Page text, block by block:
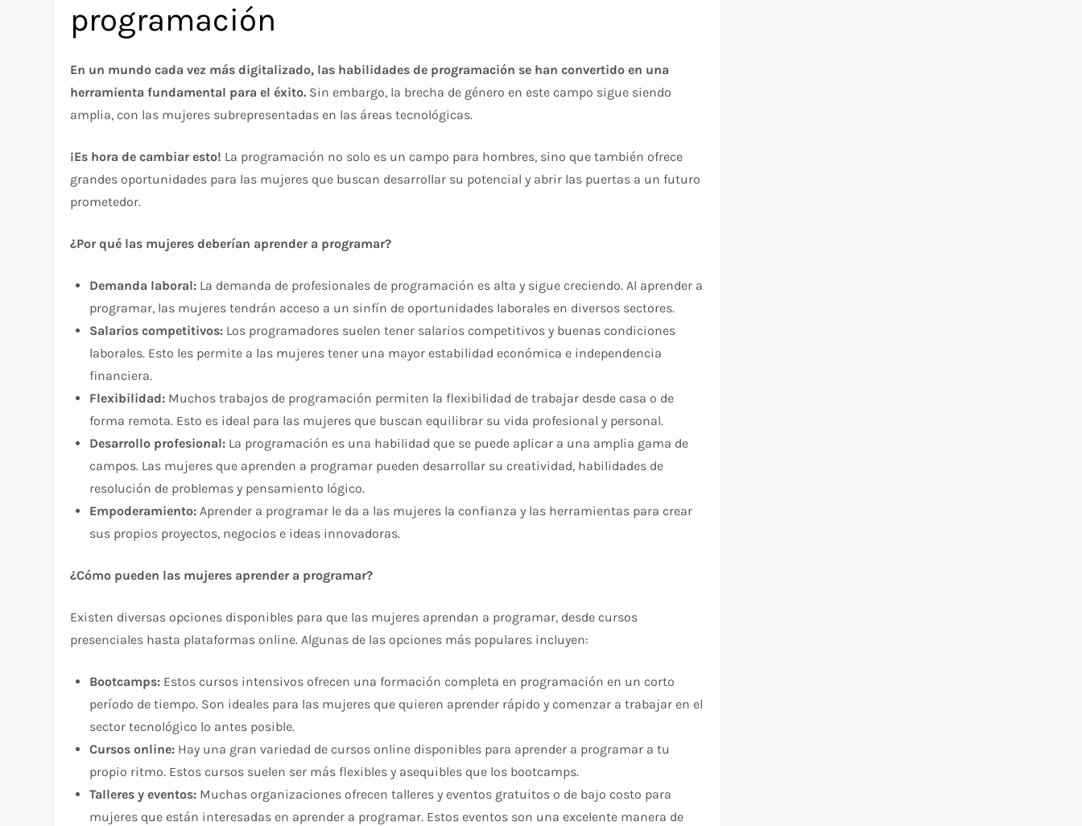
programación
En un mundo cada vez más digitalizado, las habilidades de programación se han convertido en una
herramienta fundamental para el éxito. Sin embargo, la brecha de género en este campo sigue siendo
amplia, con las mujeres subrepresentadas en las áreas tecnológicas.
¡Es hora de cambiar esto! La programación no solo es un campo para hombres, sino que también ofrece
grandes oportunidades para las mujeres que buscan desarrollar su potencial y abrir las puertas a un futuro
prometedor.
¿Por qué las mujeres deberían aprender a programar?
Demanda laboral: La demanda de profesionales de programación es alta y sigue creciendo. Al aprender a
programar, las mujeres tendrán acceso a un sinfín de oportunidades laborales en diversos sectores.
Salarios competitivos: Los programadores suelen tener salarios competitivos y buenas condiciones
laborales. Esto les permite a las mujeres tener una mayor estabilidad económica e independencia
financiera.
Flexibilidad: Muchos trabajos de programación permiten la flexibilidad de trabajar desde casa o de
forma remota. Esto es ideal para las mujeres que buscan equilibrar su vida profesional y personal.
Desarrollo profesional: La programación es una habilidad que se puede aplicar a una amplia gama de
campos. Las mujeres que aprenden a programar pueden desarrollar su creatividad, habilidades de
resolución de problemas y pensamiento lógico.
Empoderamiento: Aprender a programar le da a las mujeres la confianza y las herramientas para crear
sus propios proyectos, negocios e ideas innovadoras.
¿Cómo pueden las mujeres aprender a programar?
Existen diversas opciones disponibles para que las mujeres aprendan a programar, desde cursos
presenciales hasta plataformas online. Algunas de las opciones más populares incluyen:
Bootcamps: Estos cursos intensivos ofrecen una formación completa en programación en un corto
período de tiempo. Son ideales para las mujeres que quieren aprender rápido y comenzar a trabajar en el
sector tecnológico lo antes posible.
Cursos online: Hay una gran variedad de cursos online disponibles para aprender a programar a tu
propio ritmo. Estos cursos suelen ser más flexibles y asequibles que los bootcamps.
Talleres y eventos: Muchas organizaciones ofrecen talleres y eventos gratuitos o de bajo costo para
mujeres que están interesadas en aprender a programar. Estos eventos son una excelente manera de